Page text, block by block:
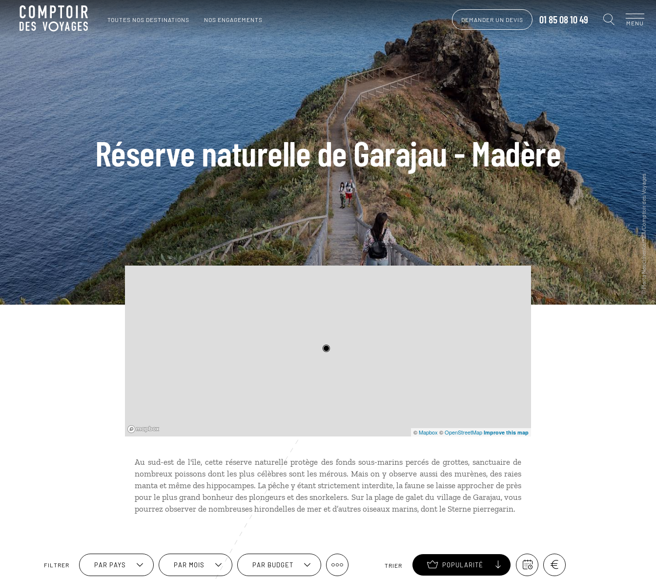
TOUTES NOS DESTINATIONS NOS ENGAGEMENTS DEMANDER UN DEVIS 01 85 08 10 49 MENU
Réserve naturelle de Garajau - Madère
©Mapbox ©OpenStreetMap Improve this map
Au sud-est de l'île, cette réserve naturelle protège des fonds sous-marins percés de grottes, sanctuaire de
nombreux poissons dont les plus célèbres sont les mérous. Mais on y observe aussi des murènes, des raies
manta et même des hippocampes. La pêche y étant strictement interdite, la faune se laisse approcher de près
pour le plus grand bonheur des plongeurs et des snorkelers. Sur la plage de galet du village de Garajau, vous
pourrez observer de nombreuses hirondelles de mer et d’autres oiseaux marins, dont le Sterne pierregarin.
FILTRER PAR PAYS PAR MOIS PAR BUDGET TRIER POPULARITÉ